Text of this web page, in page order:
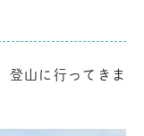
登山に行ってきま